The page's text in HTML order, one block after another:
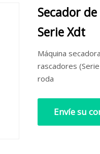
Secador
Serie Xdt
Máquina
rascadores
roda
Envíe su